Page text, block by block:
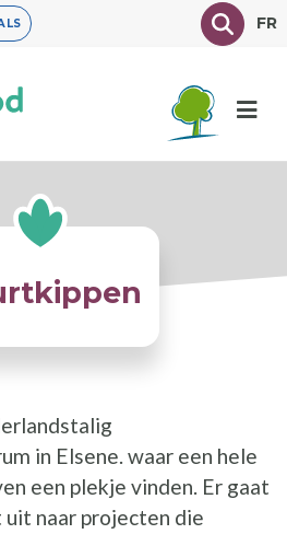
TexteFR
in Elsene. waar een hele
een plekje vinden. Er gaat
naar projecten die